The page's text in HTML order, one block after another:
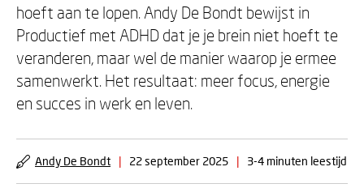
hoeft aan te lopen. Andy De Bondt bewijst in
Productief met ADHD dat je je brein niet hoeft te
veranderen, maar wel de manier waarop je ermee
samenwerkt. Het resultaat: meer focus, energie
en succes in werk en leven.
Andy De Bondt | 22 september 2025 | 3-4 minuten leestijd